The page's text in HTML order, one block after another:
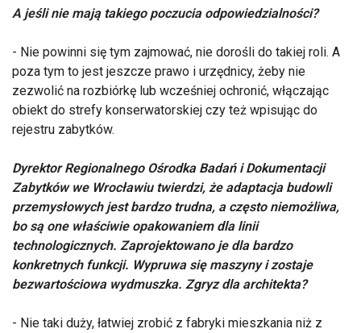
A jeśli nie mają takiego poczucia odpowiedzialności?
- Nie powinni się tym zajmować, nie dorośli do takiej roli. A
poza tym to jest jeszcze prawo i urzędnicy, żeby nie
zezwolić na rozbiórkę lub wcześniej ochronić, włączając
obiekt do strefy konserwatorskiej czy też wpisując do
rejestru zabytków.
Dyrektor Regionalnego Ośrodka Badań i Dokumentacji
Zabytków we Wrocławiu twierdzi, że adaptacja budowli
przemysłowych jest bardzo trudna, a często niemożliwa,
bo są one właściwie opakowaniem dla linii
technologicznych. Zaprojektowano je dla bardzo
konkretnych funkcji. Wypruwa się maszyny i zostaje
bezwartościowa wydmuszka. Zgryz dla architekta?
- Nie taki duży, łatwiej zrobić z fabryki mieszkania niż z